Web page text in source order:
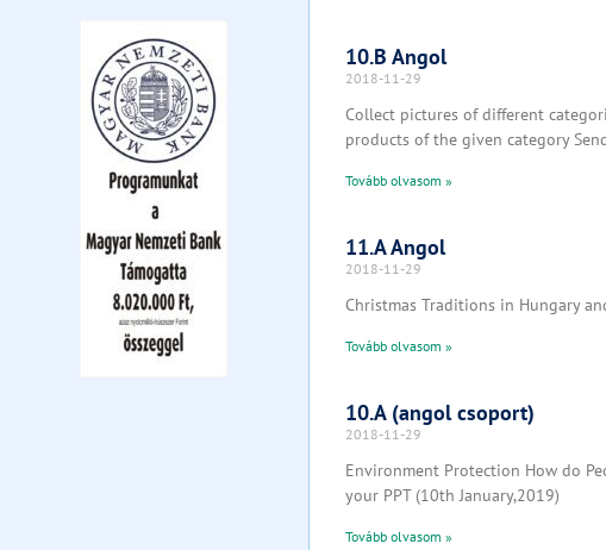
10.B Angol
2018-11-29
Collect pictures of different
products of the given category
Tovább olvasom »
11.A Angol
2018-11-29
Christmas Traditions in Hungary
Tovább olvasom »
10.A (angol csoport)
2018-11-29
Environment Protection How do
your PPT (10th January,2019)
Tovább olvasom »